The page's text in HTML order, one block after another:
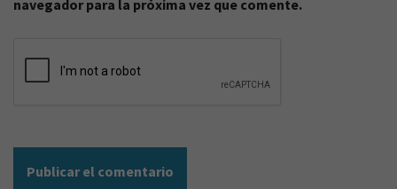
navegador para la próxima vez que comente.